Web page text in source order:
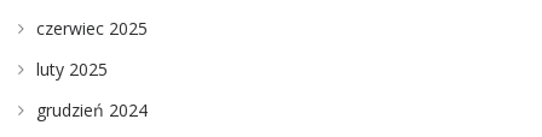
czerwiec 2025
luty 2025
grudzień 2024